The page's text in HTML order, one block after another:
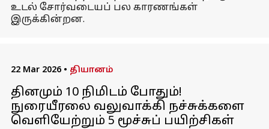
உடல் சோர்வடையப் பல காரணங்கள்
இருக்கின்றன.
22 Mar 2026 • தியானம்
தினமும் 10 நிமிடம் போதும்!
நுரையீரலை வலுவாக்கி நச்சுக்களை
வெளியேற்றும் 5 மூச்சுப் பயிற்சிகள்